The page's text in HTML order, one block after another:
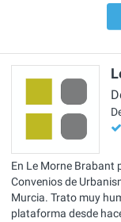
En Le Morne Brabant
Convenios de
Murcia. Trato muy
plataforma desde